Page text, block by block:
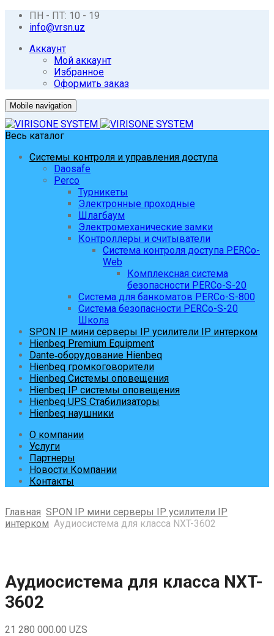
ПН - ПТ: 10 - 19
info@vrsn.uz
Аккаунт
Мой аккаунт
Избранное
Оформить заказ
Mobile navigation
Весь каталог
Системы контроля и управления доступа
Daosafe
Perco
Турникеты
Электронные проходные
Шлагбаум
Электромеханические замки
Контроллеры и считыватели
Система контроля доступа PERCo-
Web
Комплексная система
безопасности PERCo-S-20
Система для банкоматов PERCo-S-800
Система безопасности PERCo-S-20
Школа
SPON IP мини серверы IP усилители IP интерком
Hienbeq Premium Equipment
Dante‑оборудование Hienbeq
Hienbeq громкоговорители
Hienbeq Системы оповещения
Hienbeq IP системы оповещения
Hienbeq UPS Стабилизаторы
Hienbeq наушники
О компании
Услуги
Партнеры
Новости Компании
Контакты
Главная SPON IP мини серверы IP усилители IP
интерком Аудиосистема для класса NXT-3602
content
Аудиосистема для класса NXT-
3602
21 280 000.00 UZS